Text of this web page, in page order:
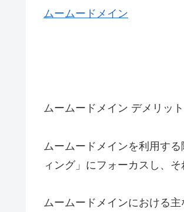
ムームードメイン
ムームードメイン デメリッ
ムームードメインを利用す
ィング」にフォーカスし、
ムームードメインにおける